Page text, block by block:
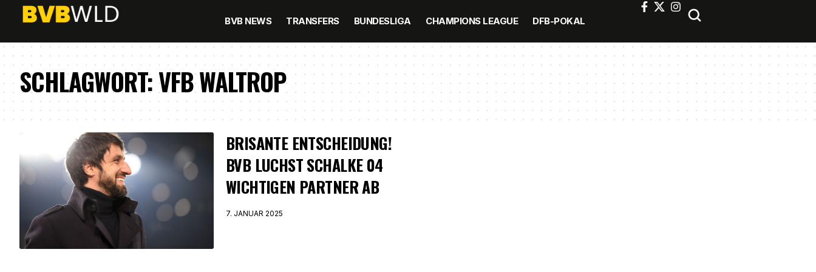
BVB NEWS TRANSFERS BUNDESLIGA CHAMPIONS LEAGUE DFB-POKAL
SCHLAGWORT:VFB WALTROP
BRISANTE ENTSCHEIDUNG!
BVB LUCHST SCHALKE 04
WICHTIGEN PARTNER AB
7. JANUAR 2025